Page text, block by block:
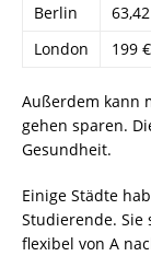
Berlin
London
199 €
Außerdem kann
gehen sparen.
Gesundheit.
Einige Städte
Studierende. Sie
flexibel von A